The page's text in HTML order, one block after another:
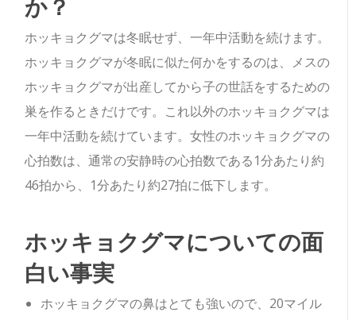
ホッキョクグマは冬眠せず、一年中活動を続けます。
ホッキョクグマが冬眠に似た何かをするのは、メスの
ホッキョクグマが出産してから子の世話をするための
巣を作るときだけです。これ以外のホッキョクグマは
一年中活動を続けています。女性のホッキョクグマの
心拍数は、通常の安静時の心拍数である1分あたり約
46拍から、1分あたり約27拍に低下します。
ホッキョクグマについての面
白い事実
ホッキョクグマの鼻はとても強いので、20マイル